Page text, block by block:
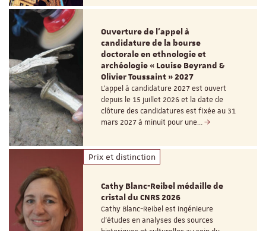
Ouverture de l'appel à
candidature de la bourse
doctorale en ethnologie et
archéologie « Louise Beyrand &
Olivier Toussaint » 2027
L’appel à candidature 2027 est ouvert
depuis le 15 juillet 2026 et la date de
clôture des candidatures est fixée au 31
mars 2027 à minuit pour une…
Prix et distinction
Cathy Blanc-Reibel médaille de
cristal du CNRS 2026
Cathy Blanc-Reibel est ingénieure
d’études en analyses des sources